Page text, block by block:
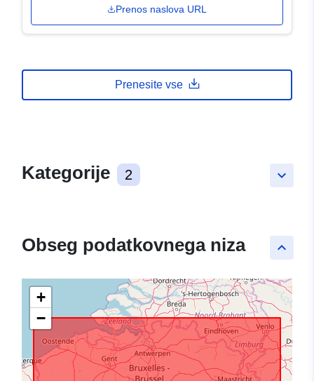
Prenos naslova URL
Prenesite vse
keyboard_arrow_down
Kategorije 2
keyboard_arrow_up
Obseg podatkovnega niza
+
−